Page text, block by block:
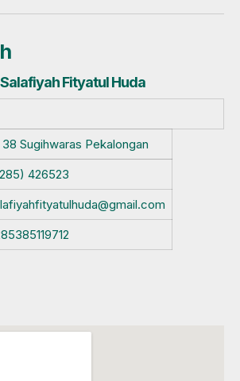
Fityatul Huda
Sugihwaras Pekalongan
426523